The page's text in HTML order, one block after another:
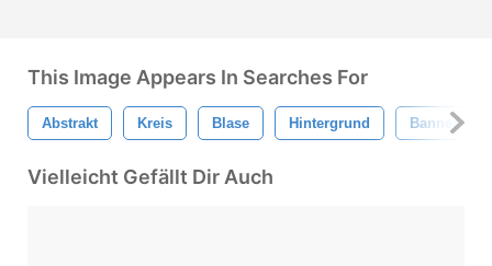
This Image Appears In Searches For
Abstrakt Kreis Blase Hintergrund Banner
Vielleicht Gefällt Dir Auch